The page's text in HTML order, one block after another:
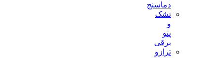
دماسنج
تشک
ترازو